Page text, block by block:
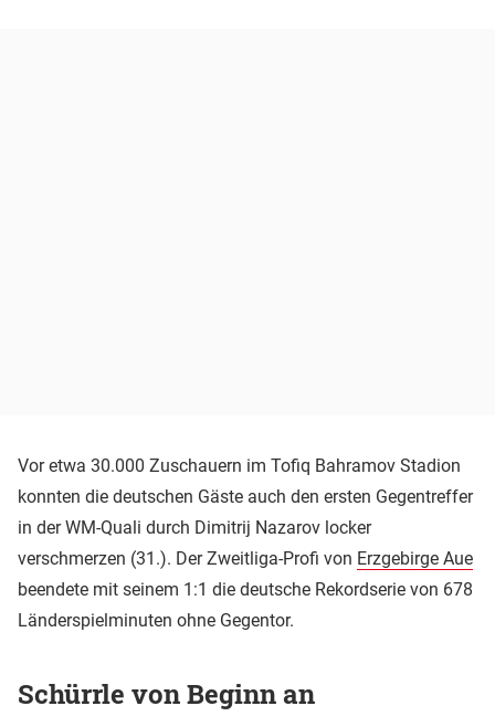
Vor etwa 30.000 Zuschauern im Tofiq Bahramov Stadion
konnten die deutschen Gäste auch den ersten Gegentreffer
in der WM-Quali durch Dimitrij Nazarov locker
verschmerzen (31.). Der Zweitliga-Profi von Erzgebirge Aue
beendete mit seinem 1:1 die deutsche Rekordserie von 678
Länderspielminuten ohne Gegentor.
Schürrle von Beginn an